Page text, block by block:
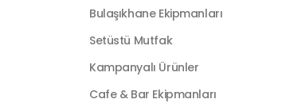
Bulaşıkhane Ekipmanları
Setüstü Mutfak
Kampanyalı Ürünler
Cafe & Bar Ekipmanları